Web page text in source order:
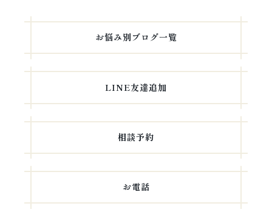
お悩み別ブログ一覧
LINE友達追加
相談予約
お電話